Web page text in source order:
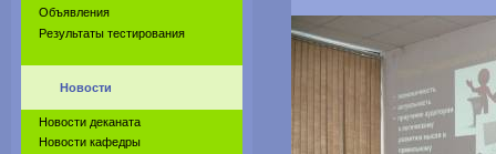
Объявления
Результаты тестирования
Новости
Новости деканата
Новости кафедры